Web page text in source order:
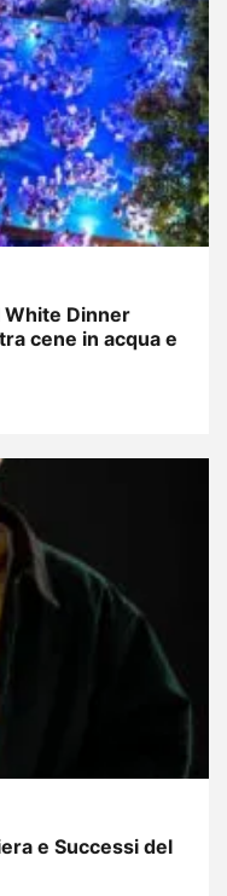
White Dinner
cene in acqua e
e Successi del